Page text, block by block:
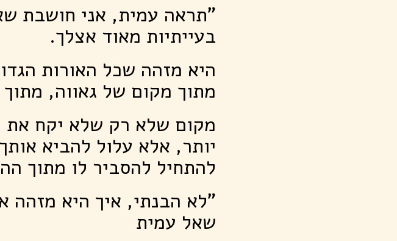
"תראה עמית, אני חושבת
בעייתיות מאוד אצלך.
היא מזהה שכל האורות
מתוך מקום של גאווה,
מקום שלא רק שלא יקח את
יותר, אלא עלול להביא
להתחיל להסביר לו מתוך
"לא הבנתי, איך היא מזהה
שאל עמית